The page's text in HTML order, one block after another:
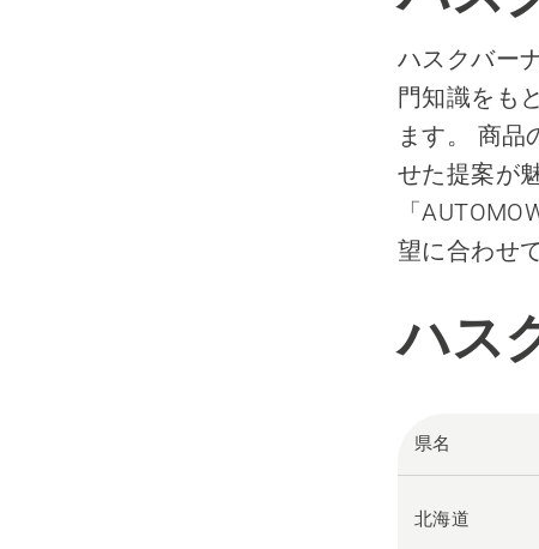
ハスクバー
門知識をも
ます。 商品
せた提案が
「
望に合わせ
ハス
県名
北海道